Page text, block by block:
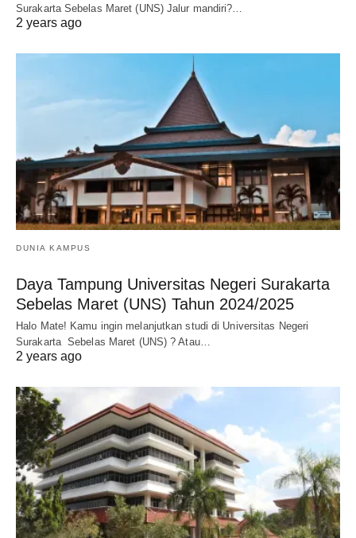
Surakarta Sebelas Maret (UNS) Jalur mandiri?…
2 years ago
DUNIA KAMPUS
Daya Tampung Universitas Negeri Surakarta
Sebelas Maret (UNS) Tahun 2024/2025
Halo Mate! Kamu ingin melanjutkan studi di Universitas Negeri
Surakarta Sebelas Maret (UNS) ? Atau…
2 years ago